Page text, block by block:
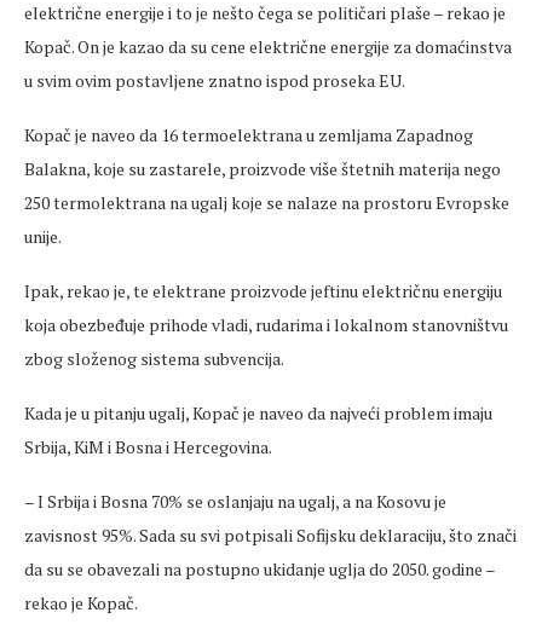
električne energije i to je nešto čega se političari plaše – rekao je
Kopač. On je kazao da su cene električne energije za domaćinstva
u svim ovim postavljene znatno ispod proseka EU.
Kopač je naveo da 16 termoelektrana u zemljama Zapadnog
Balakna, koje su zastarele, proizvode više štetnih materija nego
250 termolektrana na ugalj koje se nalaze na prostoru Evropske
unije.
Ipak, rekao je, te elektrane proizvode jeftinu električnu energiju
koja obezbeđuje prihode vladi, rudarima i lokalnom stanovništvu
zbog složenog sistema subvencija.
Kada je u pitanju ugalj, Kopač je naveo da najveći problem imaju
Srbija, KiM i Bosna i Hercegovina.
– I Srbija i Bosna 70% se oslanjaju na ugalj, a na Kosovu je
zavisnost 95%. Sada su svi potpisali Sofijsku deklaraciju, što znači
da su se obavezali na postupno ukidanje uglja do 2050. godine –
rekao je Kopač.